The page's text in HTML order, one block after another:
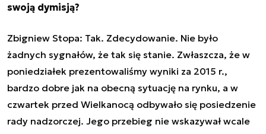
swoją dymisją?
Zbigniew Stopa: Tak. Zdecydowanie. Nie było
żadnych sygnałów, że tak się stanie. Zwłaszcza, że w
poniedziałek prezentowaliśmy wyniki za 2015 r.,
bardzo dobre jak na obecną sytuację na rynku, a w
czwartek przed Wielkanocą odbywało się posiedzenie
rady nadzorczej. Jego przebieg nie wskazywał wcale